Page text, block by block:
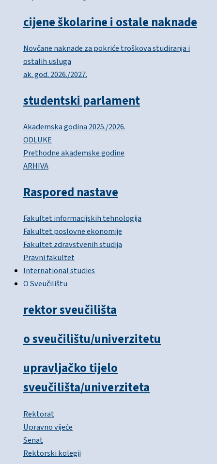
cijene školarine i ostale naknade
Novčane naknade za pokriće troškova studiranja i
ostalih usluga
ak. god. 2026./2027.
studentski parlament
Akademska godina 2025./2026.
ODLUKE
Prethodne akademske godine
ARHIVA
Raspored nastave
Fakultet informacijskih tehnologija
Fakultet poslovne ekonomije
Fakultet zdravstvenih studija
Pravni fakultet
International studies
O Sveučilištu
rektor sveučilišta
o sveučilištu/univerzitetu
upravljačko tijelo
sveučilišta/univerziteta
Rektorat
Upravno vijeće
Senat
Rektorski kolegij